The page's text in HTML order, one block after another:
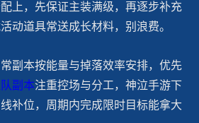
上，先保证主装满级，再逐步补充
动道具常送成长材料，别浪费。
副本按能量与掉落效率安排，优先
副本注重控场与分工，神泣手游下
补位，周期内完成限时目标能拿大